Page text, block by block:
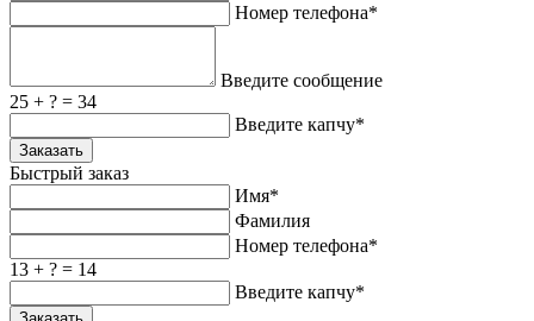
Номер телефона*
Введите сообщение
25 + ? = 34
Введите капчу*
Заказать
Быстрый заказ
Имя*
Фамилия
Номер телефона*
13 + ? = 14
Введите капчу*